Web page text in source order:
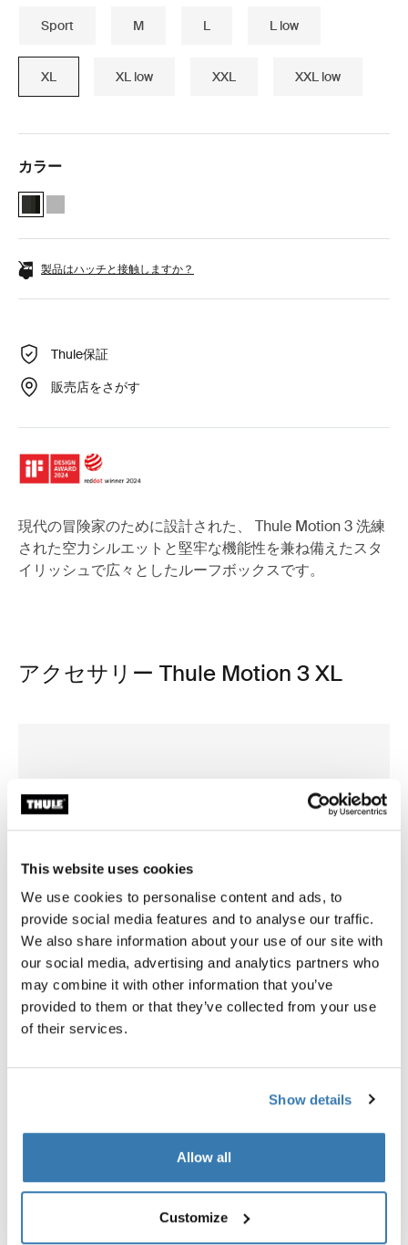
This website uses cookies
We use cookies to personalise content and ads, to
provide social media features and to analyse our traffic.
We also share information about your use of our site with
our social media, advertising and analytics partners who
may combine it with other information that you’ve
provided to them or that they’ve collected from your use
of their services.
Show details
Allow all
Customize
Sport M L L low
XL XL low XXL XXL low
カラー
Thule Motion 3 XL Black Glossy (selected)
Thule Motion 3 XL Titan Glossy
製品はハッチと接触しますか？
Thule保証
販売店をさがす
現代の冒険家のために設計された、 Thule Motion 3 洗練
された空力シルエットと堅牢な機能性を兼ね備えたスタ
イリッシュで広々としたルーフボックスです。
アクセサリー Thule Motion 3 XL
Thule Motion 3 box liner XL/XL low
¥14,300